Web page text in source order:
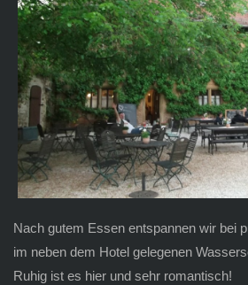
Nach gutem Essen entspannen wir bei
im neben dem Hotel gelegenen
Ruhig ist es hier und sehr romantisch!